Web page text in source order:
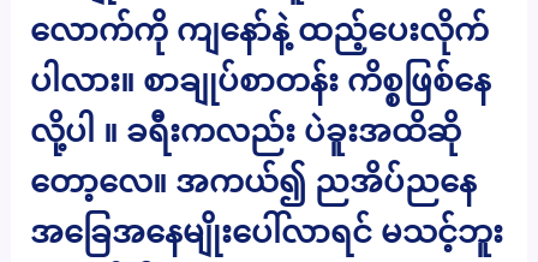
လောက်ကို ကျနော်နဲ့ ထည့်ပေးလိုက်
ပါလား။ စာချုပ်စာတန်း ကိစ္စဖြစ်နေ
လို့ပါ ။ ခရီးကလည်း ပဲခူးအထိဆို
တော့လေ။ အကယ်၍ ညအိပ်ညနေ
အခြေအနေမျိုးပေါ်လာရင် မသင့်ဘူး